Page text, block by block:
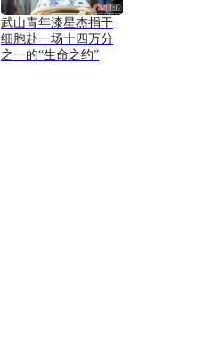
武山青年漆星杰捐干
细胞赴一场十四万分
之一的“生命之约”